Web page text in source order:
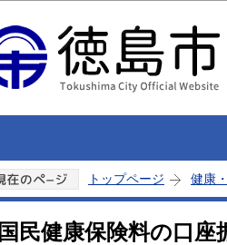
トップページ 健康
国民健康保険料の口